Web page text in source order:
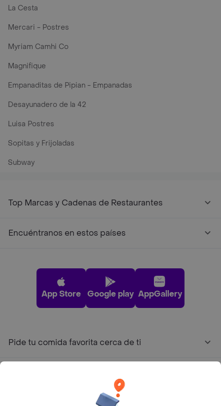
La Cesta
Mercari - Postres
Myriam Camhi Co
Magnifique
Empanaditas de Pipian - Empanadas
Desayunadero de la 42
Luisa Postres
Sopitas y Frijoladas
Subway
Top Marcas y Cadenas de Restaurantes
Encuéntranos en estos países
App Store Google play AppGallery
Pide tu comida favorita cerca de ti